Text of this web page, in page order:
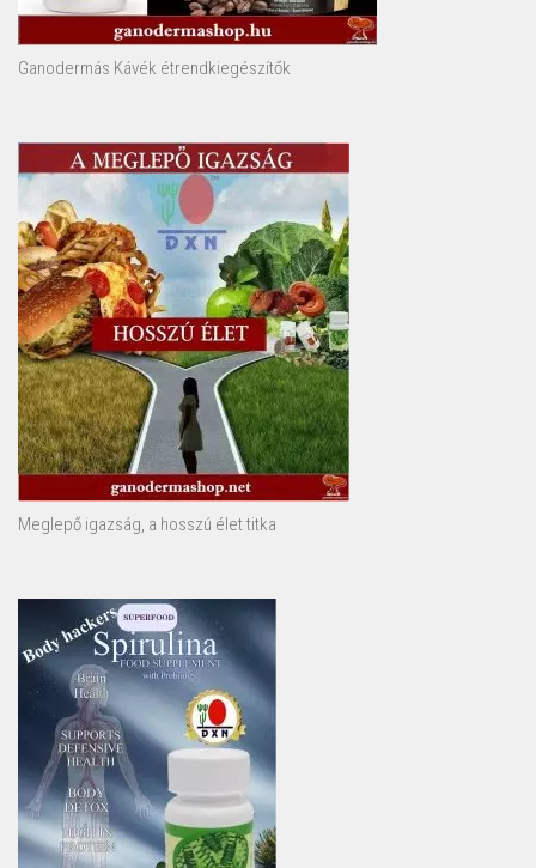
Ganodermás Kávék étrendkiegészítők
Meglepő igazság, a hosszú élet titka